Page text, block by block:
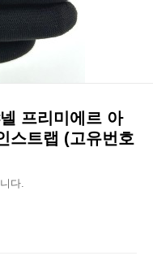
프리미에르 아
스트랩 (고유번호
다.